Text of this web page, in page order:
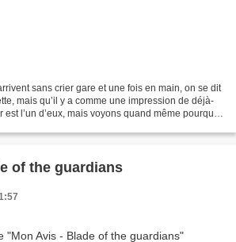
sans crier gare et une fois en main, on se dit
mais qu’il y a comme une impression de déjà-
l’un d’eux, mais voyons quand même pourquoi
of the guardians